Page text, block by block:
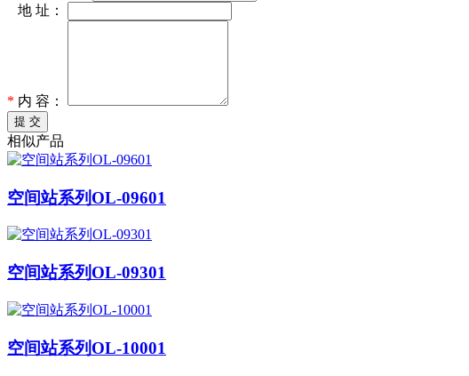
地 址：
* 内 容：
提 交
相似产品
空间站系列OL-09601
空间站系列OL-09301
空间站系列OL-10001